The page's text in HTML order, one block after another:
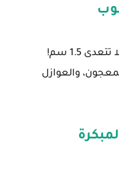
الفأر يمكنه الدخول من فتحة لا تتعدى 1.5 سم!
والعوازل